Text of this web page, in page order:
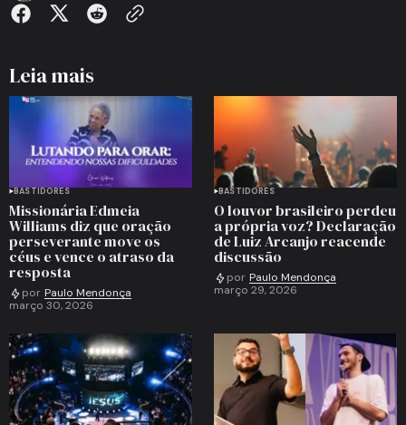
Leia mais
BASTIDORES
Missionária Edmeia
Williams diz que oração
perseverante move os
céus e vence o atraso da
resposta
por Paulo Mendonça
março 30, 2026
BASTIDORES
O louvor brasileiro perdeu
a própria voz? Declaração
de Luiz Arcanjo reacende
discussão
por Paulo Mendonça
março 29, 2026